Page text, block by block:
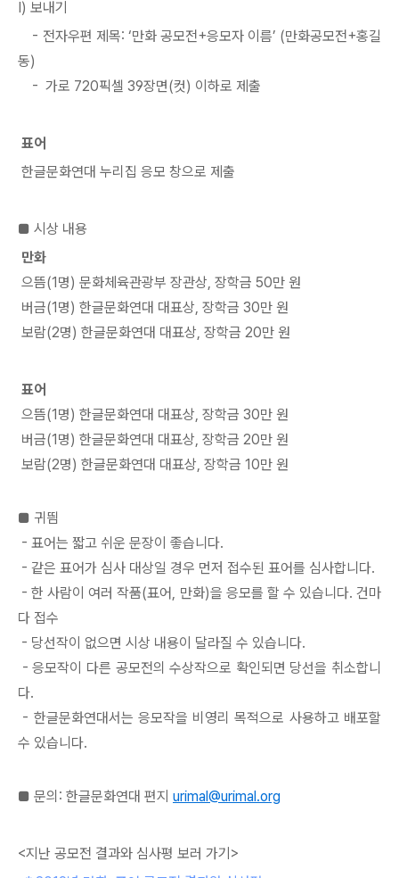
I) 보내기
- 전자우편 제목: ‘만화 공모전+응모자 이름’ (만화공모전+홍길
동)
- 가로 720픽셀 39장면(컷) 이하로 제출
표어
한글문화연대 누리집 응모 창으로 제출
■ 시상 내용
만화
으뜸(1명) 문화체육관광부 장관상, 장학금 50만 원
버금(1명) 한글문화연대 대표상, 장학금 30만 원
보람(2명) 한글문화연대 대표상, 장학금 20만 원
표어
으뜸(1명) 한글문화연대 대표상, 장학금 30만 원
버금(1명) 한글문화연대 대표상, 장학금 20만 원
보람(2명) 한글문화연대 대표상, 장학금 10만 원
■ 귀띔
- 표어는 짧고 쉬운 문장이 좋습니다.
- 같은 표어가 심사 대상일 경우 먼저 접수된 표어를 심사합니다.
- 한 사람이 여러 작품(표어, 만화)을 응모를 할 수 있습니다. 건마
다 접수
- 당선작이 없으면 시상 내용이 달라질 수 있습니다.
- 응모작이 다른 공모전의 수상작으로 확인되면 당선을 취소합니
다.
- 한글문화연대서는 응모작을 비영리 목적으로 사용하고 배포할
수 있습니다.
■ 문의: 한글문화연대 편지 urimal@urimal.org
<지난 공모전 결과와 심사평 보러 가기>